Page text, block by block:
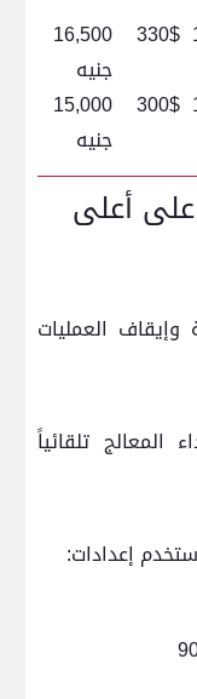
330$
16,500
جنيه
300$
15,000
جنيه
أعلى
وإيقاف العمليات
تلقائياً
إعدادات: